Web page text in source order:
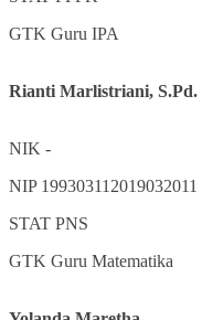
GTK Guru IPA
Rianti Marlistriani, S.Pd.
NIK -
NIP 199303112019032011
STAT PNS
GTK Guru Matematika